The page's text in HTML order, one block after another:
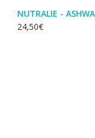
NUTRALIE -
24,50€